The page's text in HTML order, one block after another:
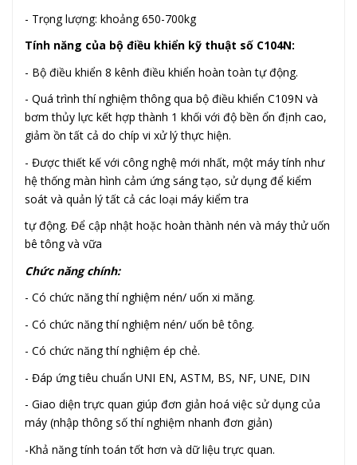
- Trọng lượng: khoảng 650-700kg
Tính năng của bộ điều khiển kỹ thuật số C104N:
- Bộ điều khiển 8 kênh điều khiển hoàn toàn tự động.
- Quá trình thí nghiệm thông qua bộ điều khiển C109N và
bơm thủy lực kết hợp thành 1 khối với độ bền ổn định cao,
giảm ồn tất cả do chíp vi xử lý thực hiện.
- Được thiết kế với công nghệ mới nhất, một máy tính như
hệ thống màn hình cảm ứng sáng tạo, sử dụngđể kiểm
soát và quản lý tất cả các loại máy kiểm tra
tự động. Để cập nhật hoặc hoàn thành nén và máy thử uốn
bê tông và vữa
Chức năng chính:
- Có chức năng thí nghiệm nén/ uốn xi măng.
- Có chức năng thí nghiệm nén/ uốn bê tông.
- Có chức năng thí nghiệm ép chẻ.
- Đáp ứng tiêu chuẩn UNI EN, ASTM, BS, NF, UNE, DIN
- Giao diện trực quan giúp đơn giản hoá việc sử dụng của
máy (nhập thông số thí nghiệm nhanh đơn giản)
-Khả năng tính toán tốt hơn và dữ liệu trực quan.